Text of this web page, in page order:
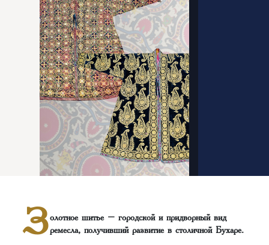
З олотное шитье – городской и придворный вид
ремесла, получивший развитие в столичной Бухаре.